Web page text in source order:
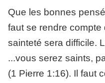
Que les bonnes
faut se rendre
sainteté sera difficile.
...vous serez saints,
(1 Pierre 1:16). Il faut